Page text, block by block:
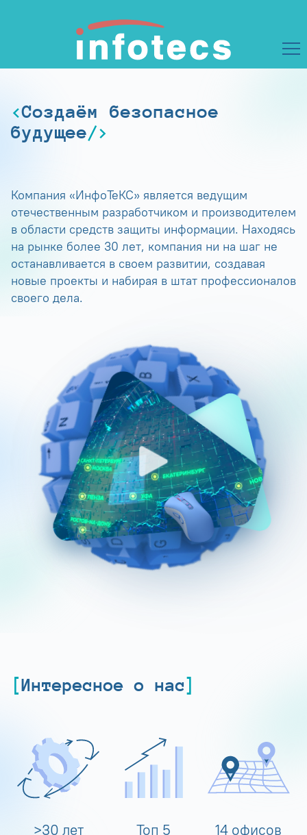
Создаём безопасное
будущее
Компания «ИнфоТеКС» является ведущим
отечественным разработчиком и производителем
в области средств защиты информации. Находясь
на рынке более 30 лет, компания ни на шаг не
останавливается в своем развитии, создавая
новые проекты и набирая в штат профессионалов
своего дела.
Интересное о нас
>30 лет Топ 5 14 офисов